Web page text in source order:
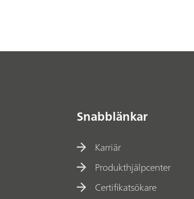
Snabblänkar
Karriär
Produkthjälpcenter
Certifikatsökare